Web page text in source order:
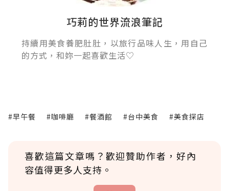
巧莉的世界流浪筆記
持續用美食養肥肚肚，以旅行品味人生，用自己
的方式，和妳一起喜歡生活♡
#早午餐 #咖啡廳 #餐酒館 #台中美食 #美食探店
喜歡這篇文章嗎？歡迎贊助作者，好內
容值得更多人支持。